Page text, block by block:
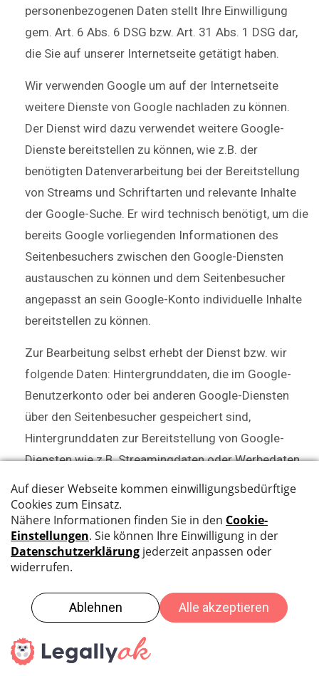
personenbezogenen Daten stellt Ihre Einwilligung
gem. Art. 6 Abs. 6 DSG bzw. Art. 31 Abs. 1 DSG dar,
die Sie auf unserer Internetseite getätigt haben.
Wir verwenden Google um auf der Internetseite
weitere Dienste von Google nachladen zu können.
Der Dienst wird dazu verwendet weitere Google-
Dienste bereitstellen zu können, wie z.B. der
benötigten Datenverarbeitung bei der Bereitstellung
von Streams und Schriftarten und relevante Inhalte
der Google-Suche. Er wird technisch benötigt, um die
bereits Google vorliegenden Informationen des
Seitenbesuchers zwischen den Google-Diensten
austauschen zu können und dem Seitenbesucher
angepasst an sein Google-Konto individuelle Inhalte
bereitstellen zu können.
Zur Bearbeitung selbst erhebt der Dienst bzw. wir
folgende Daten: Hintergrunddaten, die im Google-
Benutzerkonto oder bei anderen Google-Diensten
über den Seitenbesucher gespeichert sind,
Hintergrunddaten zur Bereitstellung von Google-
Diensten wie z.B. Streamingdaten oder Werbedaten,
Daten über den Umgang des Seitennutzers mit der
Google-Suche, Angaben zum verwendeten Endgerät,
zur IP-Adresse und zum Browser des Users und
weitere Daten von Google-Diensten zur
Bereitstellung der Google-Dienste bezogen auf
Sofern der Dienst auf unserer Website aktiv
geschaltet ist, stellt unsere Website eine Verbindung
zu den Servern des Unternehmens Google Ireland